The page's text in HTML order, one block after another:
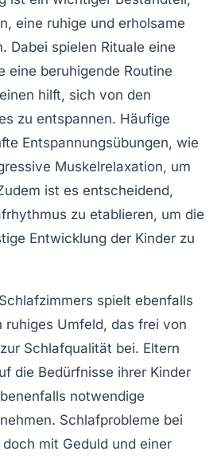
eine ruhige und erholsame
Dabei spielen Rituale eine
eine beruhigende Routine
hilft, sich von den
zu entspannen. Häufige
Entspannungsübungen, wie
Muskelrelaxation, um
ist es entscheidend,
zu etablieren, um die
Entwicklung der Kinder zu
Schlafzimmers spielt ebenfalls
ruhiges Umfeld, das frei von
Schlafqualität bei. Eltern
die Bedürfnisse ihrer Kinder
notwendige
Schlafprobleme bei
mit Geduld und einer